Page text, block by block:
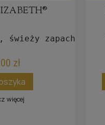
świeży zapach.
zł
więcej